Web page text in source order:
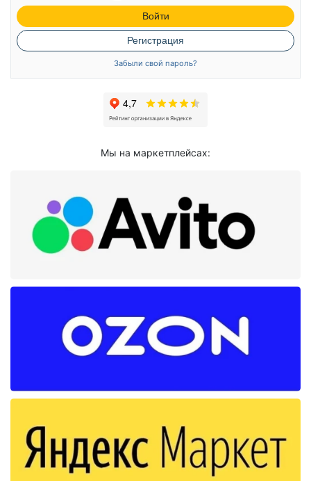
Войти
Регистрация
Забыли свой пароль?
Мы на маркетплейсах: